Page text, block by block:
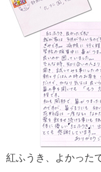
紅ふうき、よかった